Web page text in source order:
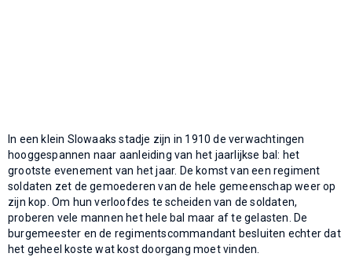
In een klein Slowaaks stadje zijn in 1910 de verwachtingen
hooggespannen naar aanleiding van het jaarlijkse bal: het
grootste evenement van het jaar. De komst van een regiment
soldaten zet de gemoederen van de hele gemeenschap weer op
zijn kop. Om hun verloofdes te scheiden van de soldaten,
proberen vele mannen het hele bal maar af te gelasten. De
burgemeester en de regimentscommandant besluiten echter dat
het geheel koste wat kost doorgang moet vinden.